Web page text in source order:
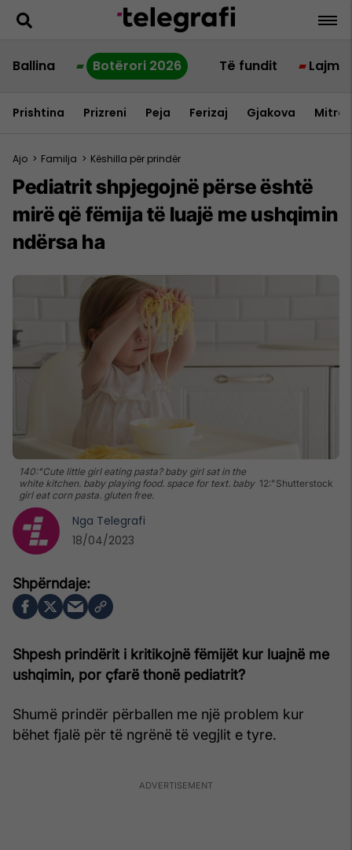
Ballina Botërori 2026 Të fundit Lajme
Prishtina Prizreni Peja Ferizaj Gjakova
Ajo > Familja > Këshilla për prindër
Pediatrit shpjegojnë përse është
mirë që fëmija të luajë me ushqimin
ndërsa ha
140:"Cute little girl eating pasta? baby girl sat in the
white kitchen. baby playing food. space for text. baby
girl eat corn pasta. gluten free.
12:"Shutterstock
Shpesh prindërit i kritikojnë fëmijët kur luajnë me
ushqimin, por çfarë thonë pediatrit?
Shumë prindër përballen me një problem kur
bëhet fjalë për të ngrënë të vegjlit e tyre.
Nga Telegrafi
18/04/2023